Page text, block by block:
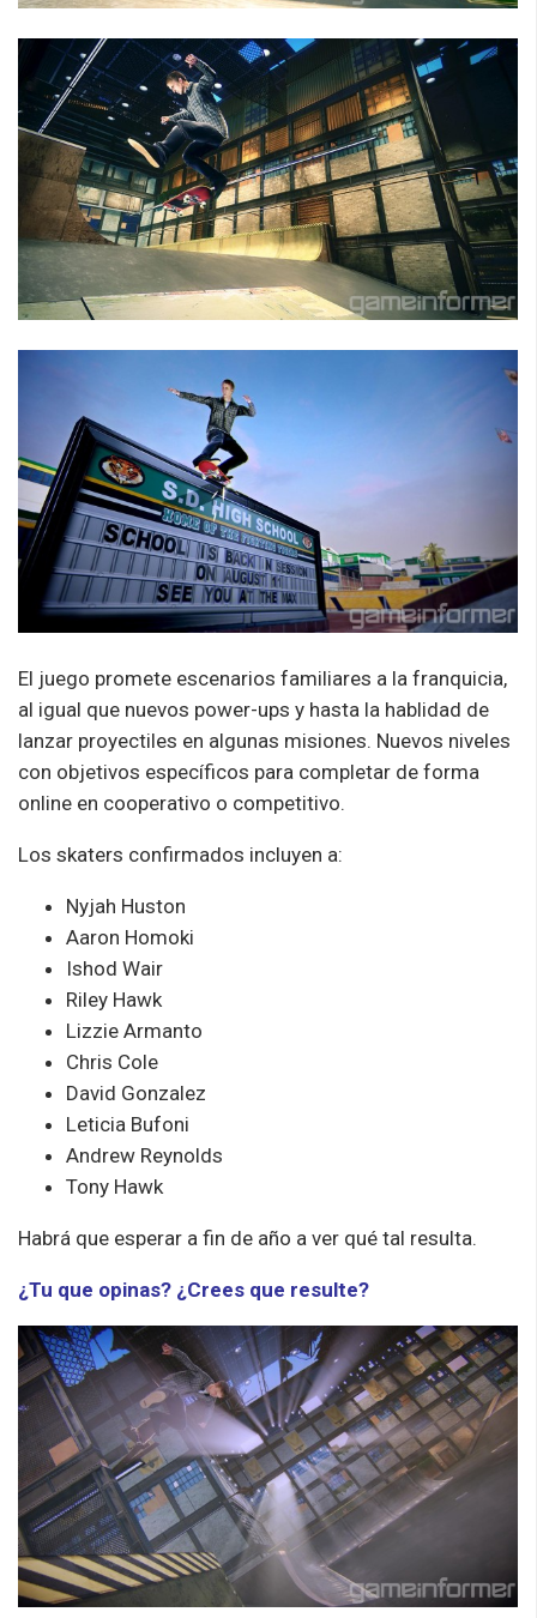
El juego promete escenarios familiares a la franquicia,
al igual que nuevos power-ups y hasta la hablidad de
lanzar proyectiles en algunas misiones. Nuevos niveles
con objetivos específicos para completar de forma
online en cooperativo o competitivo.
Los skaters confirmados incluyen a:
Nyjah Huston
Aaron Homoki
Ishod Wair
Riley Hawk
Lizzie Armanto
Chris Cole
David Gonzalez
Leticia Bufoni
Andrew Reynolds
Tony Hawk
Habrá que esperar a fin de año a ver qué tal resulta.
¿Tu que opinas? ¿Crees que resulte?